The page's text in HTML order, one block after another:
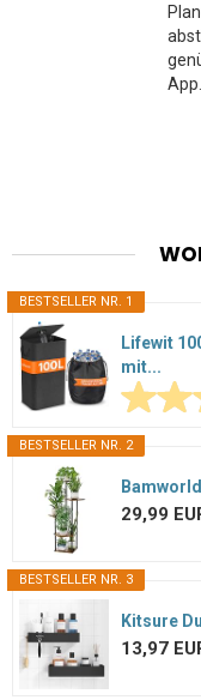
BESTSELLER NR. 1
Lifewit
mit...
BESTSELLER NR. 2
29,99
BESTSELLER NR. 3
Kitsure
13,97